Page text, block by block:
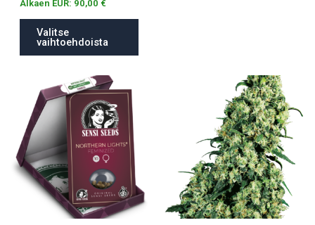
Alkaen EUR: 90,00 €
Valitse
vaihtoehdoista
tuotteella
on
useampi
muunnelma.
Voit
tehdä
valinnat
useampi
muunnelma.
Voit
tehdä
valinnat
tuotteen